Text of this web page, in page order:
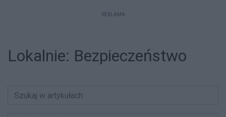
REKLAMA
Lokalnie: Bezpieczeństwo